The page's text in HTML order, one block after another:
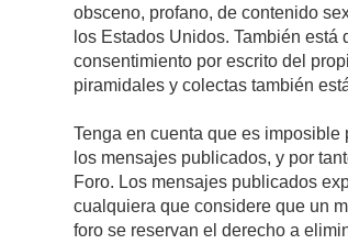
obsceno, profano, de contenido
los Estados Unidos. También
consentimiento por escrito del
piramidales y colectas también
Tenga en cuenta que es
los mensajes publicados, y por
Foro. Los mensajes publicados
cualquiera que considere que un
foro se reservan el derecho a